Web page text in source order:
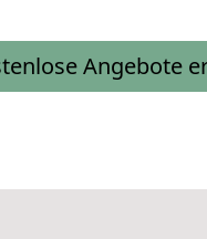
Angebote